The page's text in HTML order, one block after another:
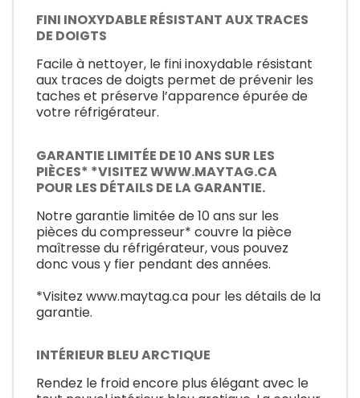
FINI INOXYDABLE RÉSISTANT AUX TRACES
DE DOIGTS
Facile à nettoyer, le fini inoxydable résistant
aux traces de doigts permet de prévenir les
taches et préserve l’apparence épurée de
votre réfrigérateur.
GARANTIE LIMITÉE DE 10 ANS SUR LES
PIÈCES* *VISITEZ WWW.MAYTAG.CA
POUR LES DÉTAILS DE LA GARANTIE.
Notre garantie limitée de 10 ans sur les
pièces du compresseur* couvre la pièce
maîtresse du réfrigérateur, vous pouvez
donc vous y fier pendant des années.
*Visitez www.maytag.ca pour les détails de la
garantie.
INTÉRIEUR BLEU ARCTIQUE
Rendez le froid encore plus élégant avec le